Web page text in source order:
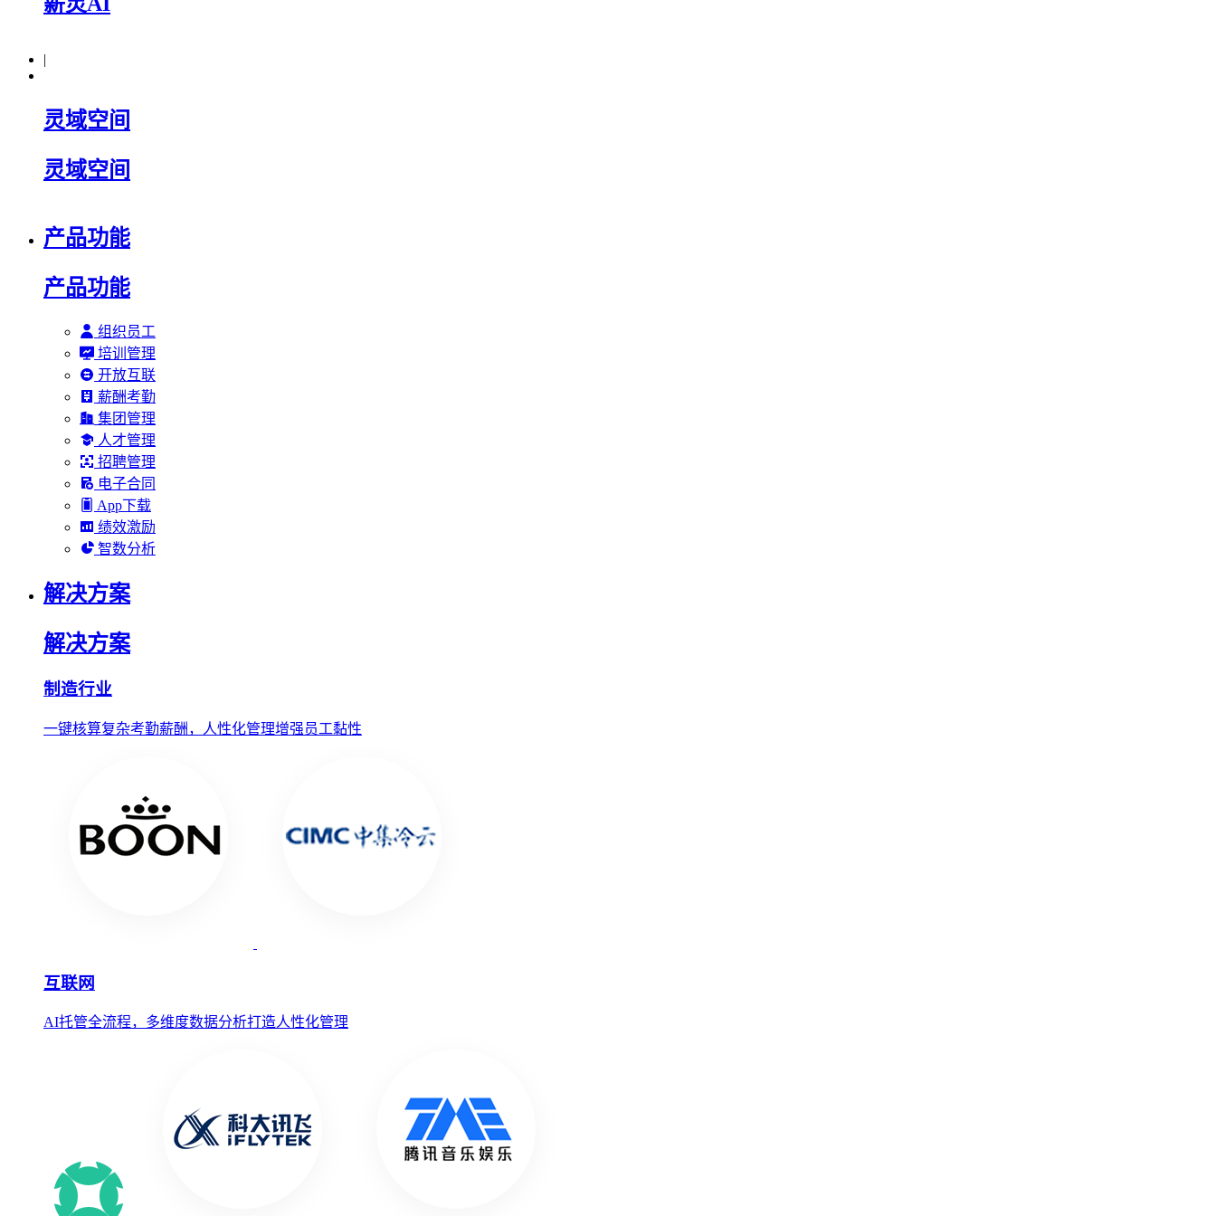
|
灵域空间
灵域空间
产品功能
产品功能
组织员工
培训管理
开放互联
薪酬考勤
集团管理
人才管理
招聘管理
电子合同
App下载
绩效激励
智数分析
解决方案
解决方案
制造行业
一键核算复杂考勤薪酬，人性化管理增强员工黏性
互联网
AI托管全流程，多维度数据分析打造人性化管理